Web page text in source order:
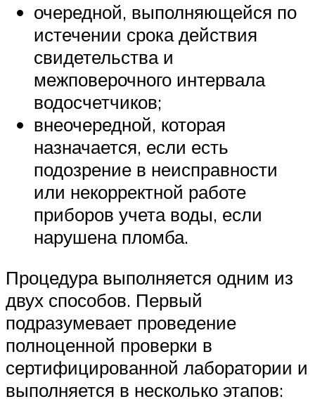
очередной, выполняющейся по
истечении срока действия
свидетельства и
межповерочного интервала
водосчетчиков;
внеочередной, которая
назначается, если есть
подозрение в неисправности
или некорректной работе
приборов учета воды, если
нарушена пломба.
Процедура выполняется одним из
двух способов. Первый
подразумевает проведение
полноценной проверки в
сертифицированной лаборатории и
выполняется в несколько этапов: